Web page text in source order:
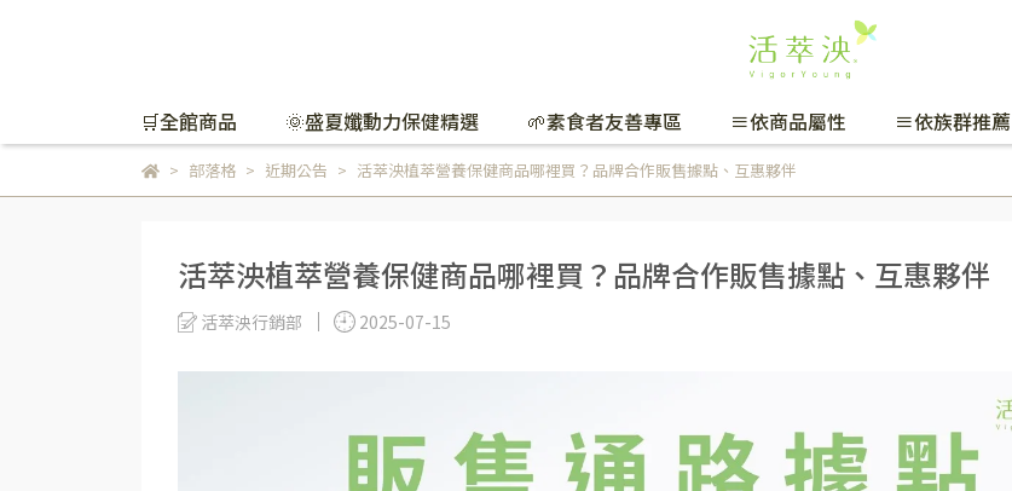
🛒全館商品 🌞盛夏孅動力保健精選 🌱素食者友善專區 ≡依商品屬性 ≡依族群推薦
部落格 近期公告 活萃泱植萃營養保健商品哪裡買？品牌合作販售據點、互惠夥伴
活萃泱植萃營養保健商品哪裡買？品牌合作販售據點、互惠夥伴
活萃泱行銷部 2025-07-15